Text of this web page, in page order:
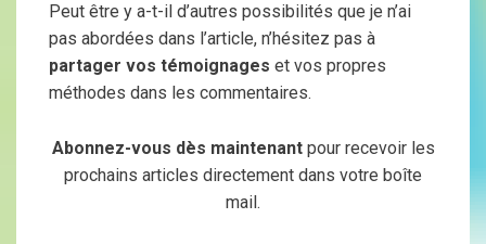
Peut être y a-t-il d’autres possibilités que je n’ai
pas abordées dans l’article, n’hésitez pas à
partager vos témoignages et vos propres
méthodes dans les commentaires.
Abonnez-vous dès maintenantpour recevoir les
prochains articles directement dans votre boîte
mail.